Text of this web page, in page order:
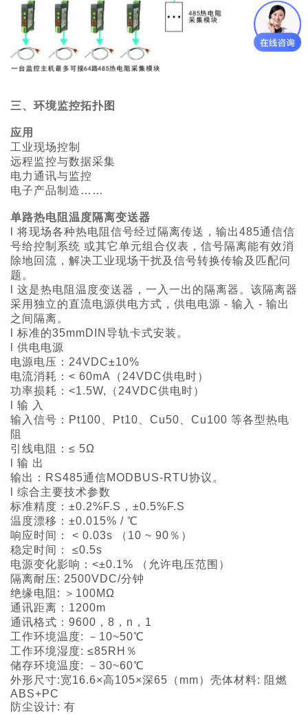
三、环境监控拓扑图
应用
工业现场控制
远程监控与数据采集
电力通讯与监控
电子产品制造……
单路热电阻温度隔离变送器
l 将现场各种热电阻信号经过隔离传送，输出485通信信
号给控制系统 或其它单元组合仪表，信号隔离能有效消
除地回流，解决工业现场干扰及信号转换传输及匹配问
题。
这是热电阻温度变送器，一入一出的隔离器。该隔离器
采用独立的直流电源供电方式，供电电源 - 输入 - 输出
之间隔离。
l 标准的35mmDIN导轨卡式安装。
l 供电电源
电源电压：24VDC±10%
电流消耗：< 60mA（24VDC供电时）
功率损耗：<1.5W,（24VDC供电时）
l 输 入
输入信号：Pt100、Pt10、Cu50、Cu100 等各型热电
阻
引线电阻：≤ 5Ω
l 输 出
输出：RS485通信MODBUS-RTU协议。
l 综合主要技术参数
标准精度：±0.2%F.S，±0.5%F.S
温度漂移：±0.015% / ℃
响应时间： < 0.03s （10 ~ 90％）
稳定时间： ≤0.5s
电源变化影响：<±0.1% （允许电压范围）
隔离耐压: 2500VDC/分钟
绝缘电阻: ＞100MΩ
通讯距离：1200m
通讯格式：9600，8，n，1
工作环境温度: －10~50℃
工作环境湿度: ≤85RH％
储存环境温度: －30~60℃
外形尺寸:宽16.6×高105×深65（mm）壳体材料: 阻燃
ABS+PC
防尘设计: 有